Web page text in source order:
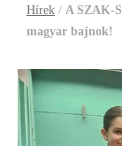
Hírek / A SZAK-
magyar bajnok!